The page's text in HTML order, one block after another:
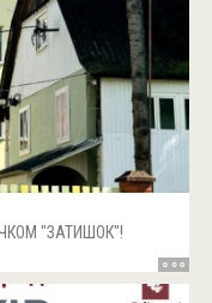
"ЗАТИШОК"!